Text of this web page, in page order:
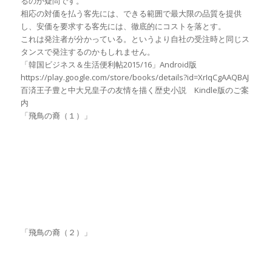
相応の対価を払う客先には、できる範囲で最大限の品質を提供
し、安価を要求する客先には、徹底的にコストを落とす。
これは発注者が分かっている。というより自社の受注時と同じス
タンスで発注するのかもしれません。
「韓国ビジネス＆生活便利帖2015/16」Android版
https://play.google.com/store/books/details?id=XrIqCgAAQBAJ
百済王子豊と中大兄皇子の友情を描く歴史小説 Kindle版のご案
内
「飛鳥の裔（１）」
「飛鳥の裔（２）」